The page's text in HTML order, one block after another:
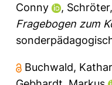
Conny
,
Fragebogen zum
Buchwald,